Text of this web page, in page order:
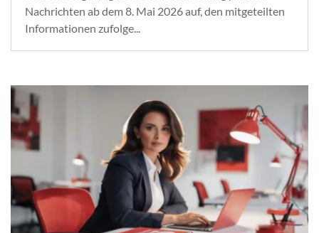
Nachrichten ab dem 8. Mai 2026 auf, den mitgeteilten
Informationen zufolge...